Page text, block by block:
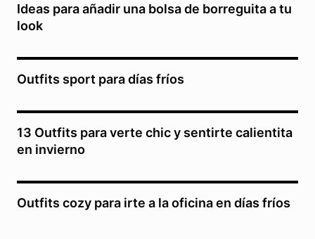
Ideas para añadir una bolsa de borreguita a tu
look
Outfits sport para días fríos
13 Outfits para verte chic y sentirte calientita
en invierno
Outfits cozy para irte a la oficina en días fríos